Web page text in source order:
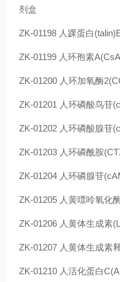
剂盒
ZK-01198 人踝蛋白
ZK-01199 人环孢素
ZK-01200 人环加氧酶
ZK-01201 人环磷酸鸟苷
ZK-01202 人环磷酸腺苷
ZK-01203 人环磷酰胺
ZK-01204 人环磷腺苷
ZK-01205 人黄嘌呤氧化
ZK-01206 人黄体生成素
ZK-01207 人黄体生成素
ZK-01210 人活化蛋白